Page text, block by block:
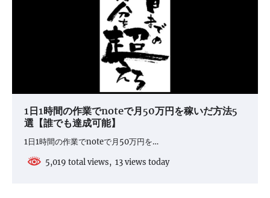
1日1時間の作業でnoteで月50万円を稼いだ方法5
選【誰でも達成可能】
1日1時間の作業でnoteで月50万円を…
5,019 total views, 13 views today